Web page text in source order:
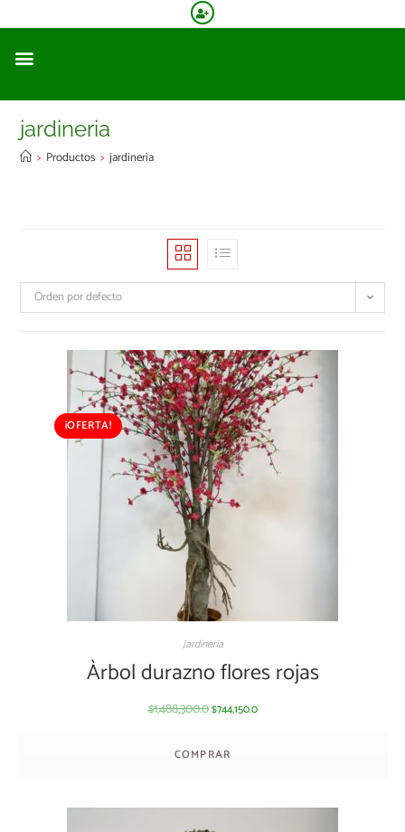
jardineria
> Productos > jardineria
Orden por defecto
¡OFERTA!
Jardineria
Àrbol durazno flores rojas
$1,488,300.0 $744,150.0
COMPRAR